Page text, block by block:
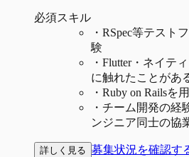
必須スキル
・ RSpec等テスト
験
・ Flutter・ネイテ
に触れたことがあ
・ Ruby on Railsを
・ チーム開発の経
ンジニア同士の協
詳しく見る 募集状況を確認す